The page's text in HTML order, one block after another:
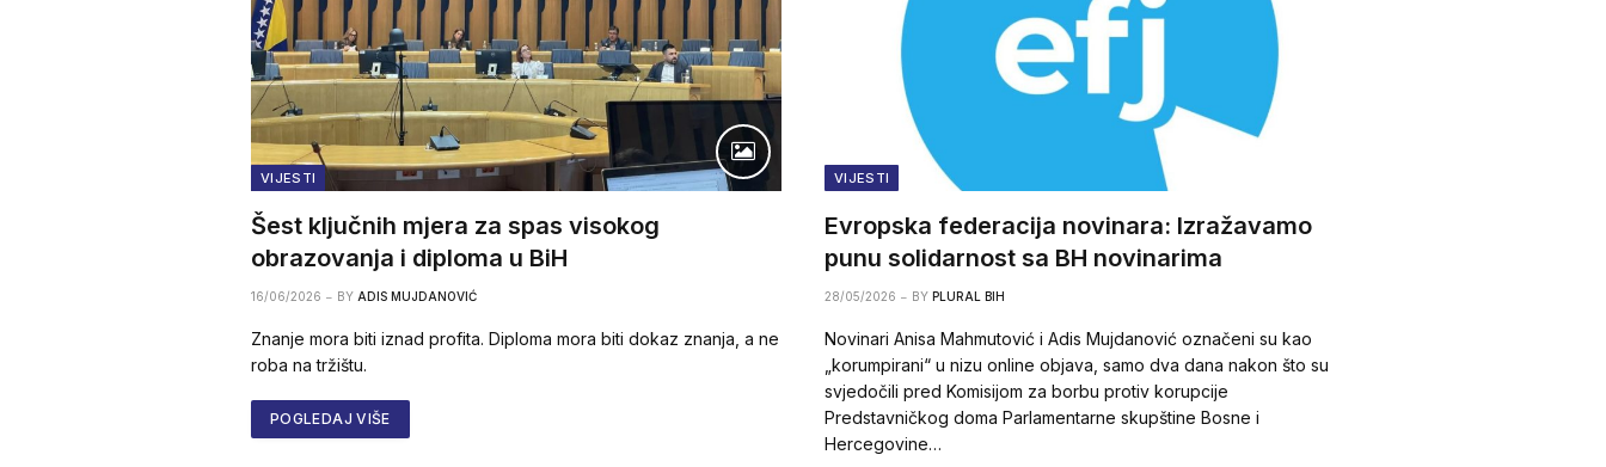
VIJESTI
Šest ključnih mjera za spas visokog
obrazovanja i diploma u BiH
16/06/2026 BY ADIS MUJDANOVIĆ
Znanje mora biti iznad profita. Diploma mora biti dokaz znanja, a ne
roba na tržištu.
POGLEDAJ VIŠE
VIJESTI
Evropska federacija novinara: Izražavamo
punu solidarnost sa BH novinarima
28/05/2026 BY PLURAL BIH
Novinari Anisa Mahmutović i Adis Mujdanović označeni su kao
„korumpirani“ u nizu online objava, samo dva dana nakon što su
svjedočili pred Komisijom za borbu protiv korupcije
Predstavničkog doma Parlamentarne skupštine Bosne i
Hercegovine…